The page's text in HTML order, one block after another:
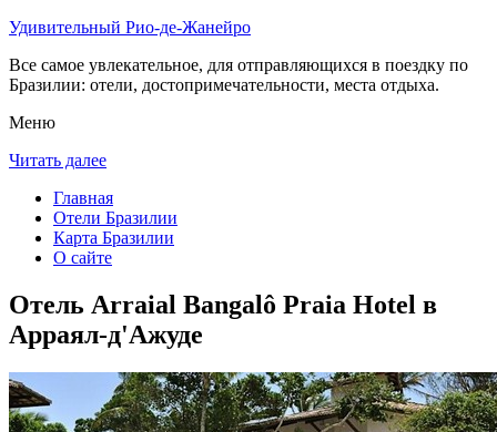
Удивительный Рио-де-Жанейро
Все самое увлекательное, для отправляющихся в поездку по
Бразилии: отели, достопримечательности, места отдыха.
Меню
Читать далее
Главная
Отели Бразилии
Карта Бразилии
О сайте
Отель Arraial Bangalô Praia Hotel в
Арраял-д'Ажуде